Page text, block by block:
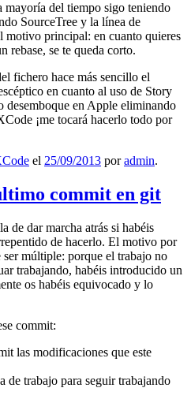
del tiempo sigo teniendo
SourceTree y la línea de
motivo principal: en cuanto quieres
rebase, se te queda corto.
fichero hace más sencillo el
en cuanto al uso de Story
desemboque en Apple eliminando
¡me tocará hacerlo todo por
el 25/09/2013 poradmin.
commit en git
de dar marcha atrás si habéis
de hacerlo. El motivo por
múltiple: porque el trabajo no
trabajando, habéis introducido un
os habéis equivocado y lo
commit:
las modificaciones que este
de trabajo para seguir trabajando